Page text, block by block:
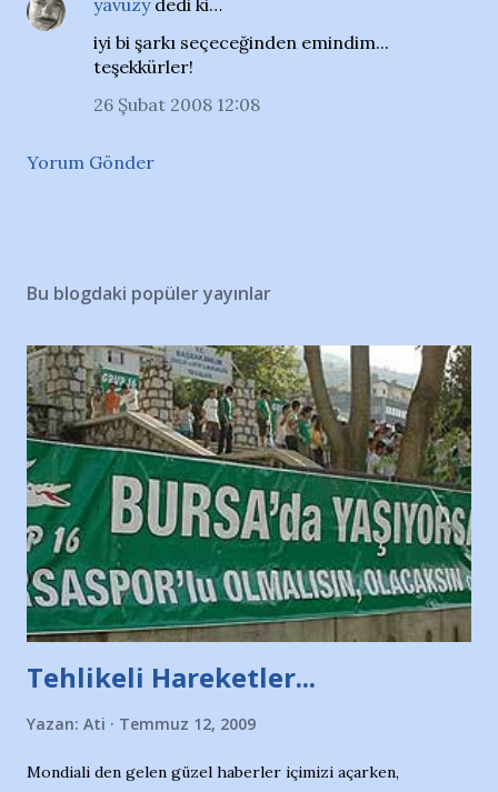
yavuzydedi ki…
iyi bi şarkı seçeceğinden emindim...
teşekkürler!
26 Şubat 2008 12:08
Yorum Gönder
Bu blogdaki popüler yayınlar
Tehlikeli Hareketler...
Yazan: Ati Temmuz 12, 2009
Mondiali den gelen güzel haberler içimizi açarken,